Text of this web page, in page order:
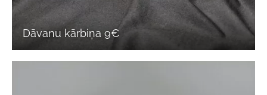
Dāvanu kārbiņa 9€